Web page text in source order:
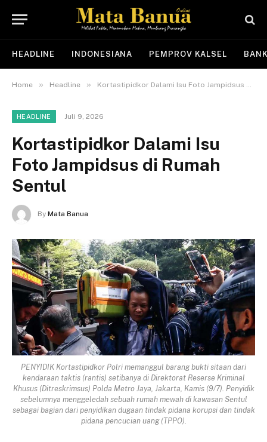
HEADLINE INDONESIANA PEMPROV KALSEL
Home » Headline » Kortastipidkor Dalami Isu Foto Jampidsus di Rumah Sentul
HEADLINE Juli 9, 2026
Kortastipidkor Dalami Isu
Foto Jampidsus di Rumah
Sentul
By Mata Banua
PENYIDIK Kortastipidkor Polri memanggul barang bukti sitaan dari
kendaraan taktis (rantis) setibanya di Direktorat Reserse Kriminal
Khusus (Ditreskrimsus) Polda Metro Jaya, Jakarta, Kamis (9/7). Penyidik
sebelumnya menggeledah sebuah rumah mewah di kawasan Sentul
sebagai bagian dari penyidikan dugaan tindak pidana korupsi dan tindak
pidana pencucian uang (TPPO).